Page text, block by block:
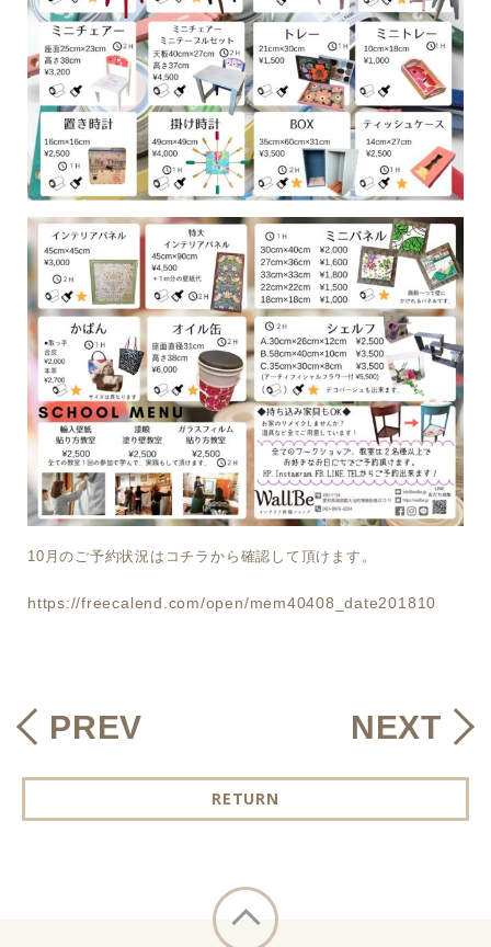
10月のご予約状況はコチラから確認して頂けます。
https://freecalend.com/open/mem40408_date201810
PREV NEXT
RETURN